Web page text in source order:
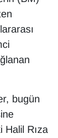
bugün
Halil Rıza